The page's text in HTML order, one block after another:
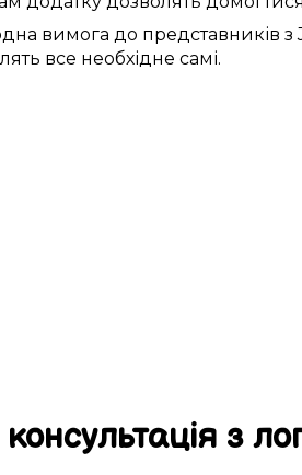
вимога до представників з
все необхідне самі.
з